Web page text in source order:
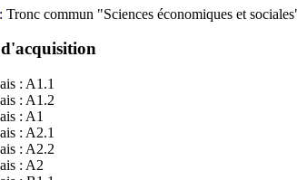
Tronc commun "Sciences économiques et
: A1.1
: A1.2
: A1
: A2.1
: A2.2
: A2